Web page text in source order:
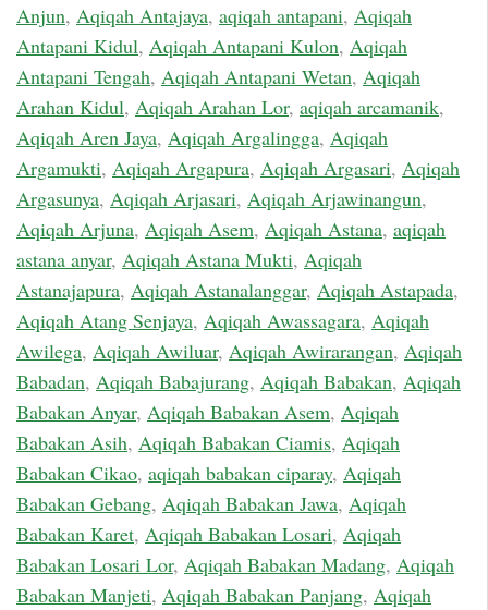
Anjun, Aqiqah Antajaya, aqiqah antapani, Aqiqah
Antapani Kidul, Aqiqah Antapani Kulon, Aqiqah
Antapani Tengah, Aqiqah Antapani Wetan, Aqiqah
Arahan Kidul, Aqiqah Arahan Lor, aqiqah arcamanik,
Aqiqah Aren Jaya, Aqiqah Argalingga, Aqiqah
Argamukti, Aqiqah Argapura, Aqiqah Argasari, Aqiqah
Argasunya, Aqiqah Arjasari, Aqiqah Arjawinangun,
Aqiqah Arjuna, Aqiqah Asem, Aqiqah Astana, aqiqah
astana anyar, Aqiqah Astana Mukti, Aqiqah
Astanajapura, Aqiqah Astanalanggar, Aqiqah Astapada,
Aqiqah Atang Senjaya, Aqiqah Awassagara, Aqiqah
Awilega, Aqiqah Awiluar, Aqiqah Awirarangan, Aqiqah
Babadan, Aqiqah Babajurang, Aqiqah Babakan, Aqiqah
Babakan Anyar, Aqiqah Babakan Asem, Aqiqah
Babakan Asih, Aqiqah Babakan Ciamis, Aqiqah
Babakan Cikao, aqiqah babakan ciparay, Aqiqah
Babakan Gebang, Aqiqah Babakan Jawa, Aqiqah
Babakan Karet, Aqiqah Babakan Losari, Aqiqah
Babakan Losari Lor, Aqiqah Babakan Madang, Aqiqah
Babakan Manjeti, Aqiqah Babakan Panjang, Aqiqah